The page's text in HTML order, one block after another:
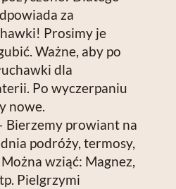
za
Prosimy je
Ważne, aby po
dla
Po wyczerpaniu
nowe.
Bierzemy prowiant na
podróży, termosy,
wziąć: Magnez,
Pielgrzymi